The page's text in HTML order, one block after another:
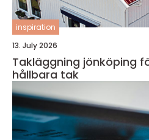
inspiration
13. July 2026
Takläggning jönköping
hållbara tak